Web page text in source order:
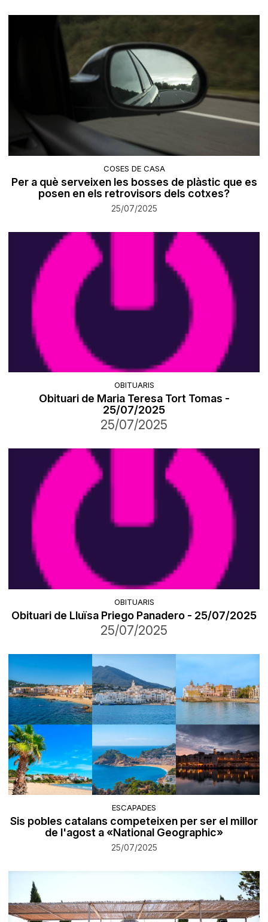
COSES DE CASA
Per a què serveixen les bosses de plàstic que es
posen en els retrovisors dels cotxes?
25/07/2025
OBITUARIS
Obituari de Maria Teresa Tort Tomas -
25/07/2025
25/07/2025
OBITUARIS
Obituari de Lluïsa Priego Panadero - 25/07/2025
25/07/2025
ESCAPADES
Sis pobles catalans competeixen per ser el millor
de l'agost a «National Geographic»
25/07/2025